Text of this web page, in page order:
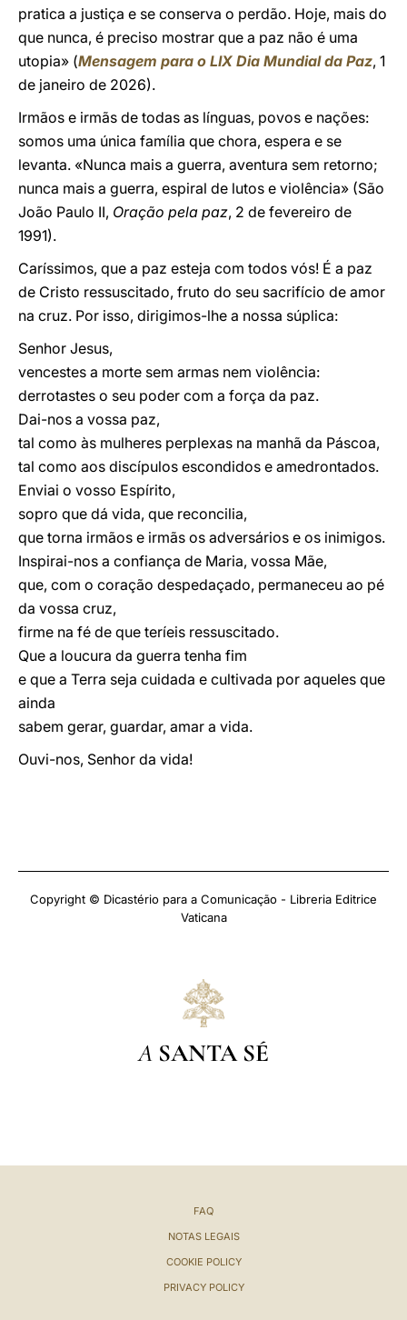
pratica a justiça e se conserva o perdão. Hoje, mais do
que nunca, é preciso mostrar que a paz não é uma
utopia» (Mensagem para o LIX Dia Mundial da Paz, 1
de janeiro de 2026).
Irmãos e irmãs de todas as línguas, povos e nações:
somos uma única família que chora, espera e se
levanta. «Nunca mais a guerra, aventura sem retorno;
nunca mais a guerra, espiral de lutos e violência» (São
João Paulo II, Oração pela paz, 2 de fevereiro de
1991).
Caríssimos, que a paz esteja com todos vós! É a paz
de Cristo ressuscitado, fruto do seu sacrifício de amor
na cruz. Por isso, dirigimos-lhe a nossa súplica:
Senhor Jesus,
vencestes a morte sem armas nem violência:
derrotastes o seu poder com a força da paz.
Dai-nos a vossa paz,
tal como às mulheres perplexas na manhã da Páscoa,
tal como aos discípulos escondidos e amedrontados.
Enviai o vosso Espírito,
sopro que dá vida, que reconcilia,
que torna irmãos e irmãs os adversários e os inimigos.
Inspirai-nos a confiança de Maria, vossa Mãe,
que, com o coração despedaçado, permaneceu ao pé
da vossa cruz,
firme na fé de que teríeis ressuscitado.
Que a loucura da guerra tenha fim
e que a Terra seja cuidada e cultivada por aqueles que
ainda
sabem gerar, guardar, amar a vida.
Ouvi-nos, Senhor da vida!
Copyright © Dicastério para a Comunicação - Libreria Editrice
Vaticana
A SANTA SÉ
FAQ
NOTAS LEGAIS
COOKIE POLICY
PRIVACY POLICY